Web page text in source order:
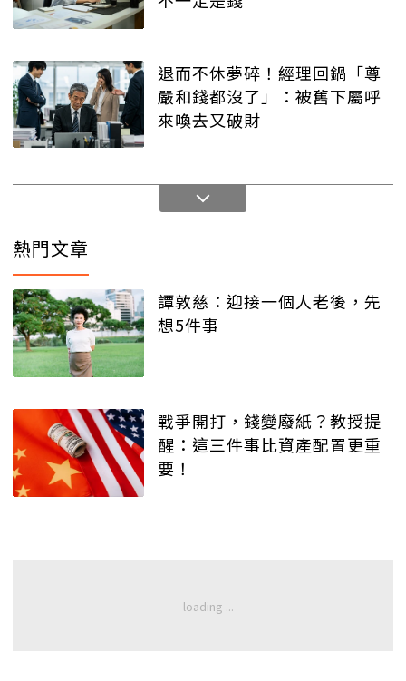
退而不休夢碎！經理回鍋「尊
嚴和錢都沒了」：被舊下屬呼
來喚去又破財
熱門文章
譚敦慈：迎接一個人老後，先
想5件事
戰爭開打，錢變廢紙？教授提
醒：這三件事比資產配置更重
要！